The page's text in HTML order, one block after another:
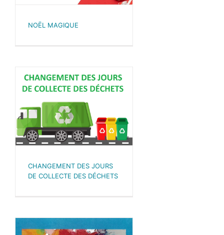
NOËL MAGIQUE
CHANGEMENT DES JOURS
DE COLLECTE DES DÉCHETS